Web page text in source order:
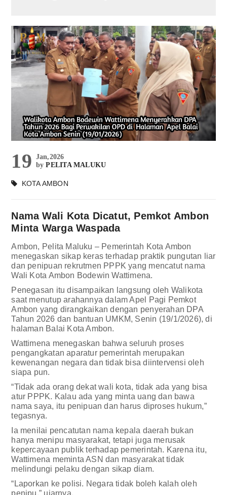
19 Jan,2026
byPELITA MALUKU
KOTA AMBON
Nama Wali Kota Dicatut, Pemkot Ambon
Minta Warga Waspada
Ambon, Pelita Maluku – Pemerintah Kota Ambon
menegaskan sikap keras terhadap praktik pungutan liar
dan penipuan rekrutmen PPPK yang mencatut nama
Wali Kota Ambon Bodewin Wattimena.
Penegasan itu disampaikan langsung oleh Walikota
saat menutup arahannya dalam Apel Pagi Pemkot
Ambon yang dirangkaikan dengan penyerahan DPA
Tahun 2026 dan bantuan UMKM, Senin (19/1/2026), di
halaman Balai Kota Ambon.
Wattimena menegaskan bahwa seluruh proses
pengangkatan aparatur pemerintah merupakan
kewenangan negara dan tidak bisa diintervensi oleh
siapa pun.
“Tidak ada orang dekat wali kota, tidak ada yang bisa
atur PPPK. Kalau ada yang minta uang dan bawa
nama saya, itu penipuan dan harus diproses hukum,”
tegasnya.
Ia menilai pencatutan nama kepala daerah bukan
hanya menipu masyarakat, tetapi juga merusak
kepercayaan publik terhadap pemerintah. Karena itu,
Wattimena meminta ASN dan masyarakat tidak
melindungi pelaku dengan sikap diam.
“Laporkan ke polisi. Negara tidak boleh kalah oleh
penipu,” ujarnya.